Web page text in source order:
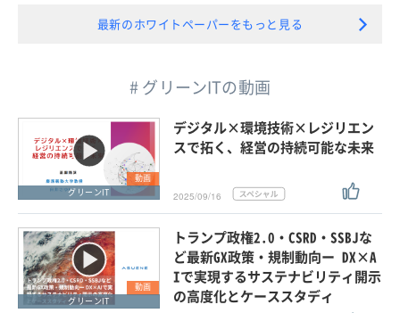
最新のホワイトペーパーをもっと見る
# グリーンITの動画
動画
グリーンIT
デジタル×環境技術×レジリエン
スで拓く、経営の持続可能な未来
2025/09/16
動画
グリーンIT
トランプ政権2.0・CSRD・SSBJな
ど最新GX政策・規制動向ー DX×A
Iで実現するサステナビリティ開示
の高度化とケーススタディ